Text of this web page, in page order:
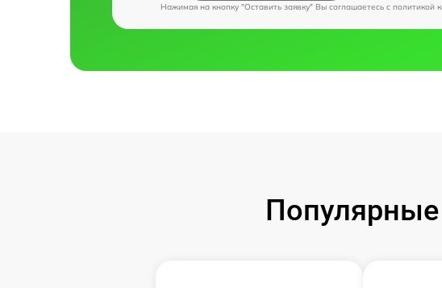
Нажимая на кнопку "Оставить заявку" Вы соглашаетесь c политикой